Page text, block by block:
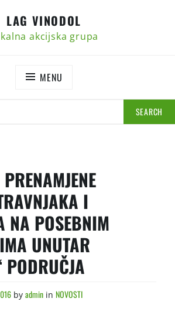
LAG VINODOL
akcijska grupa
MENU
I
NA POSEBNIM
UNUTAR
PODRUČJA
by admin in NOVOSTI